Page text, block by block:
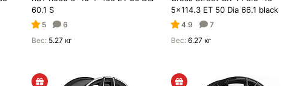
60.1 S
5
6
Вес: 5.27 кг
5x114.3 ET 50 Dia 66.1 black
4.9
7
Вес: 6.27 кг